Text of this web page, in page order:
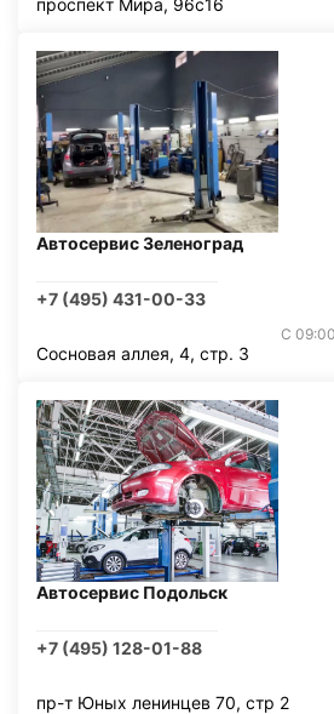
проспект Мира, 96с16
Автосервис Зеленоград
+7 (495) 431-00-33
С
Сосновая аллея, 4, стр. 3
Автосервис Подольск
+7 (495) 128-01-88
пр-т Юных ленинцев 70, стр 2